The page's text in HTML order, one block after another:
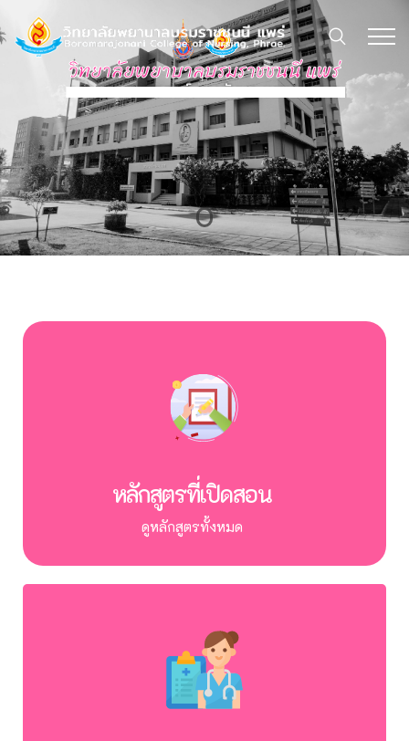
วิทยาลัยพยาบาลบรมราชชนนี แพร่
คณะพยาบาลศาสตร์ สถาบันพระบรมราชชนก
หลักสูตรที่เปิดสอน
ดูหลักสูตรทั้งหมด